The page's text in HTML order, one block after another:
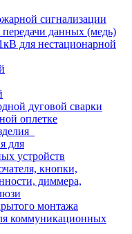
сигнализации
передачи данных (медь)
для нестационарной
дуговой сварки
оплетке
для
устройств
кнопки,
диммера,
монтажа
коммуникационных